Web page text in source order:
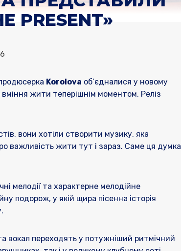
PRESENT»
Korolova об’єдналися у новому
вміння жити теперішнім моментом. Реліз
вони хотіли створити музику, яка
важливість жити тут і зараз. Саме ця думка
мелодії та характерне мелодійне
подорож, у якій щира пісенна історія
вокал переходять у потужніший ритмічний